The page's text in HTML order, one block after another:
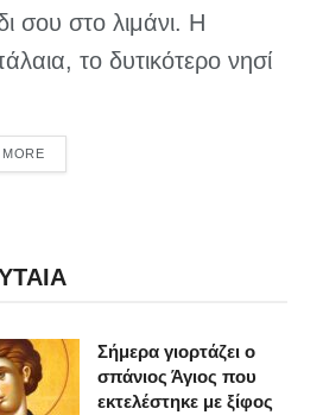
σου στο λιμάνι. Η
το δυτικότερο νησί
MOREDETAILS
Σήμερα γιορτάζει ο
σπάνιος Άγιος που
εκτελέστηκε με ξίφος